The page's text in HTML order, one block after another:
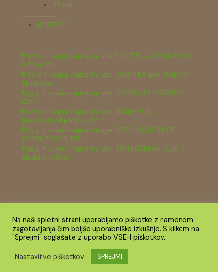
dRural
KONTAKT
Pravila in pogoji nagradne igre ZAŠČITENA GEOGRAFSKA
OZNAČBA
Pravila in pogoji nagradne igre "UGANI KATERA SLADICA
SE SKRIVA!"
Pogoji in pravila nagradne igre "SODELUJ V NAGRADNI
IGRI"
Pravila in pogoji nagradne igre "KATERI KOS
SESTAVLJANKE MANJKA?"
Pogoji in pravila nagradne igre "IZPOLNI KUPONČEK,
ZADENI ZABOJČEK!"
Pogoji in pravila nagradne igre "DAN BUČNEGA OLJA Z
ZELENO TOČKO"
© 2026 Zelena točka TRANS z.o.o. Vse pravice pridržane.
Na naši spletni strani uporabljamo piškotke z namenom
zagotavljanja čim boljše uporabniške izkušnje. S klikom na
"Sprejmi" soglašate z uporabo VSEH piškotkov..
Nastavitve piškotkov
SPREJMI